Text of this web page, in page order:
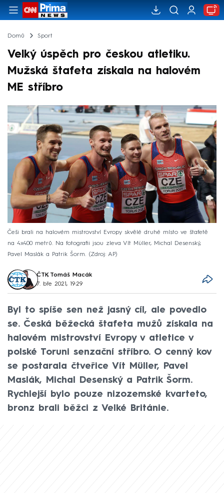
Domů Sport
Velký úspěch pro českou atletiku.
Mužská štafeta získala na halovém
ME stříbro
Češi brali na halovém mistrovství Evropy skvělé druhé místo ve štafetě
na 4x400 metrů. Na fotografii jsou zleva Vít Müller, Michal Desenský,
Pavel Maslák a Patrik Šorm.
Zdroj: AP
ČTK, Tomáš Macák
7. bře 2021, 19:29
Byl to spíše sen než jasný cíl, ale povedlo
se. Česká běžecká štafeta mužů získala na
halovém mistrovství Evropy v atletice v
polské Toruni senzační stříbro. O cenný kov
se postarala čtveřice Vít Müller, Pavel
Maslák, Michal Desenský a Patrik Šorm.
Rychlejší bylo pouze nizozemské kvarteto,
bronz brali běžci z Velké Británie.